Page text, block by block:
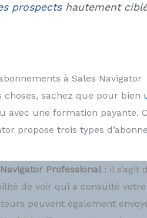
prospectshautement
à Sales Navigator
choses, sachez que pour bien
avec une formation payante.
propose trois types
Professional: il s’agit
de voir qui a consulté
peuvent également